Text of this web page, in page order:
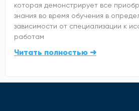
которая демонстрирует все
знания во время обучения в
зависимости от специализации к
работам
Читать полностью ➜